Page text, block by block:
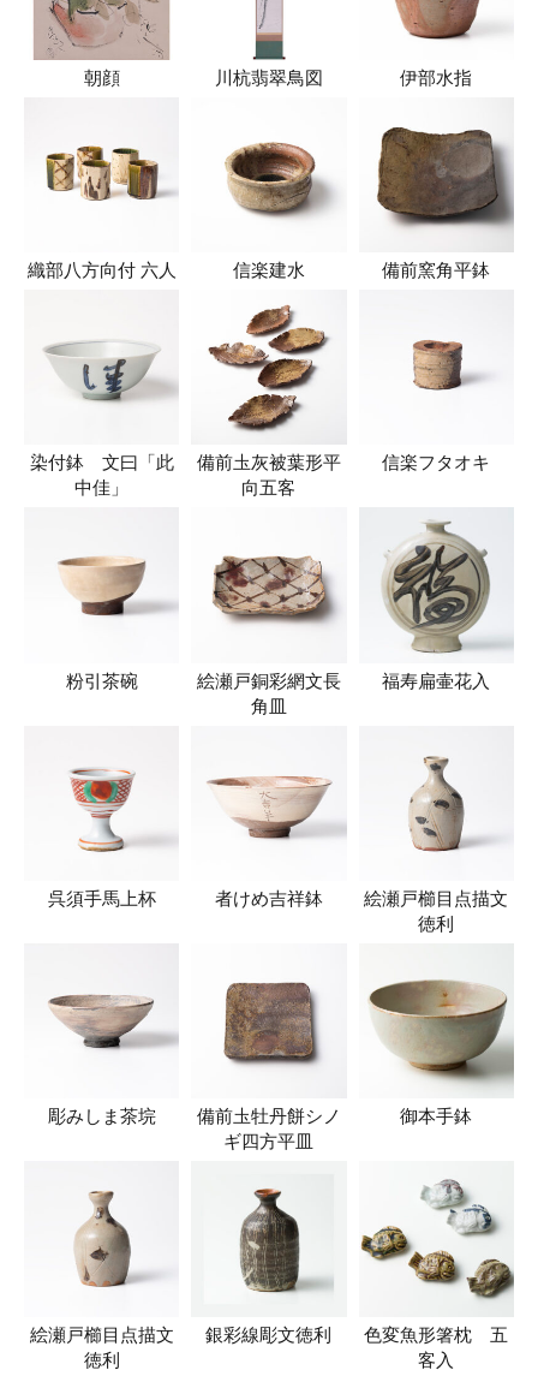
朝顔 川杭翡翠鳥図 伊部水指
織部八方向付 六人 信楽建水 備前窯角平鉢
染付鉢 文曰「此
中佳」
備前圡灰被葉形平
向五客
信楽フタオキ
粉引茶碗
絵瀬戸銅彩網文長
角皿
福寿扁壷花入
呉須手馬上杯 者けめ吉祥鉢
絵瀬戸櫛目点描文
徳利
彫みしま茶垸
備前圡牡丹餅シノ
ギ四方平皿
御本手鉢
絵瀬戸櫛目点描文
徳利
銀彩線彫文徳利
色変魚形箸枕 五
客入